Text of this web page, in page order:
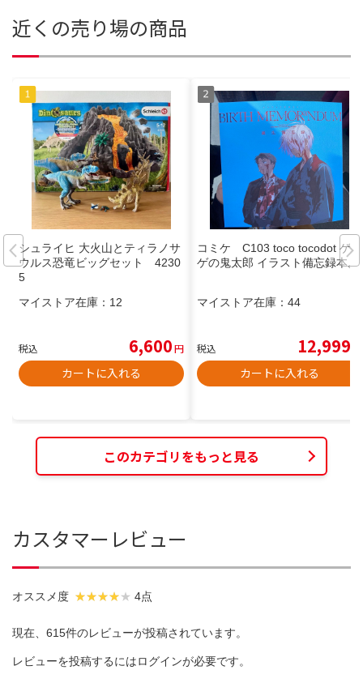
近くの売り場の商品
シュライヒ 大火山とティラノサ
ウルス恐竜ビッグセット 4230
5
マイストア在庫： 12
税込 6,600円
カートに入れる
コミケ C103 toco tocodot ゲゲ
ゲの鬼太郎 イラスト備忘録本。
マイストア在庫： 44
税込 12,999
カートに入れる
このカテゴリをもっと見る
カスタマーレビュー
オススメ度 4点
現在、615件のレビューが投稿されています。
レビューを投稿するにはログインが必要です。